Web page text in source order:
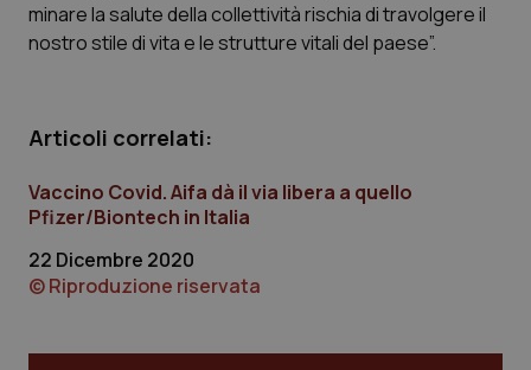
Abruzzo
Campania
Emilia-Romagna
Friuli Venezia Giulia
QS Pro Gold
Car-T
Colesterolo & coronaropatie
Dermatite Atopica
minare la salute della collettività rischia di travolgere il
nostro stile di vita e le strutture vitali del paese”.
Articoli correlati:
Vaccino Covid. Aifa dà il via libera a quello
Pfizer/Biontech in Italia
22 Dicembre 2020
© Riproduzione riservata